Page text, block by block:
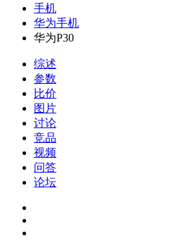
手机
华为手机
华为P30
综述
参数
比价
图片
讨论
竞品
视频
问答
论坛